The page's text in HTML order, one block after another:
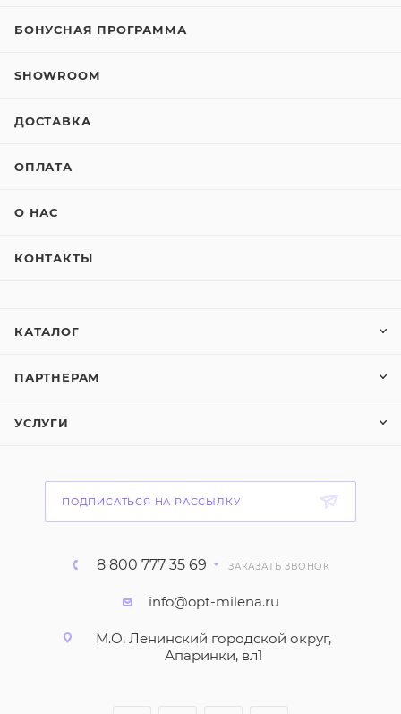
БОНУСНАЯ ПРОГРАММА
SHOWROOM
ДОСТАВКА
ОПЛАТА
О НАС
КОНТАКТЫ
КАТАЛОГ
ПАРТНЕРАМ
УСЛУГИ
ПОДПИСАТЬСЯ НА РАССЫЛКУ
8 800 777 35 69 ЗАКАЗАТЬ ЗВОНОК
info@opt-milena.ru
М.О, Ленинский городской округ,
Апаринки, вл1